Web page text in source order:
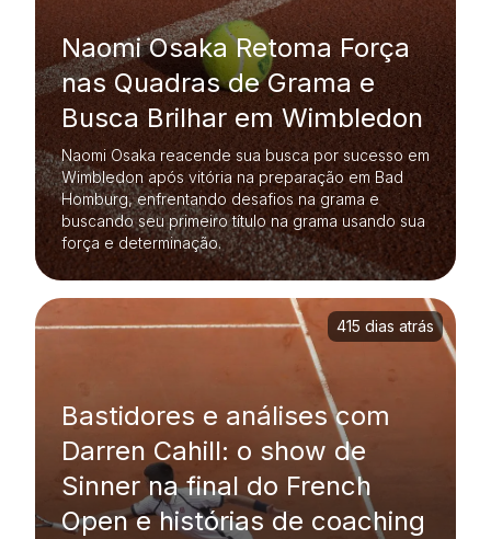
Naomi Osaka Retoma Força
nas Quadras de Grama e
Busca Brilhar em Wimbledon
Naomi Osaka reacende sua busca por sucesso em
Wimbledon após vitória na preparação em Bad
Homburg, enfrentando desafios na grama e
buscando seu primeiro título na grama usando sua
força e determinação.
Bastidores e análises com
Darren Cahill: o show de
Sinner na final do French
Open e histórias de coaching
415 dias atrás